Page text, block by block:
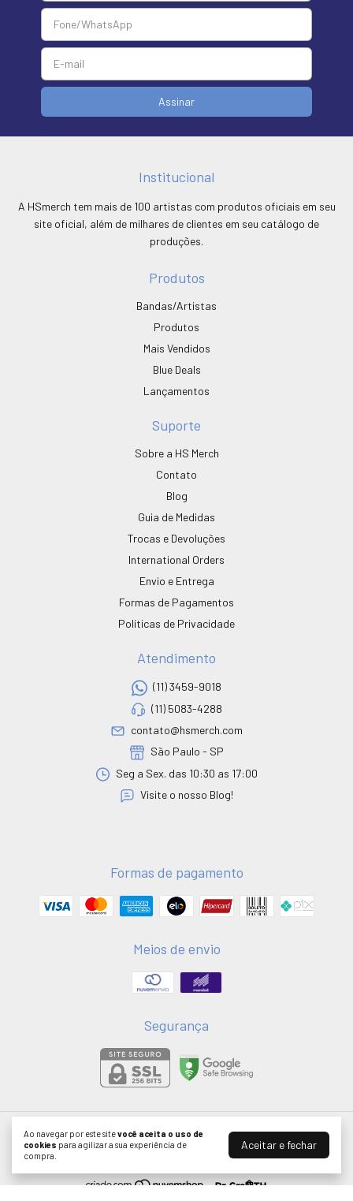
Ao navegar por este sitevocê aceita o uso de
cookies para agilizar a sua experiência de
compra.
Aceitar e fechar
Institucional
A HSmerch tem mais de 100 artistas com produtos oficiais em seu
site oficial, além de milhares de clientes em seu catálogo de
produções.
Produtos
Bandas/Artistas
Produtos
Mais Vendidos
Blue Deals
Lançamentos
Suporte
Sobre a HS Merch
Contato
Blog
Guia de Medidas
Trocas e Devoluções
International Orders
Envio e Entrega
Formas de Pagamentos
Políticas de Privacidade
Atendimento
(11) 3459-9018
(11) 5083-4288
contato@hsmerch.com
São Paulo - SP
Seg a Sex. das 10:30 as 17:00
Visite o nosso Blog!
Formas de pagamento
Meios de envio
Segurança
HS MERCH
©2026. HSMERCH LTDA - 58051075000181. Todos os direitos reservados.